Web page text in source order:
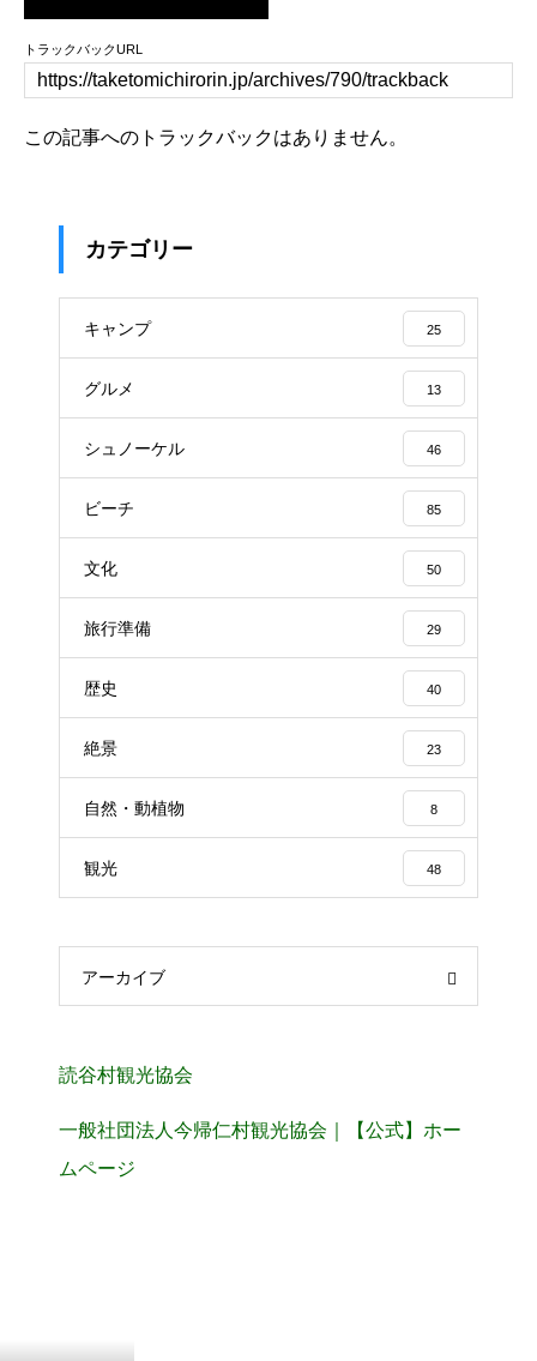
トラックバックURL
この記事へのトラックバックはありません。
カテゴリー
キャンプ 25
グルメ 13
シュノーケル 46
ビーチ 85
文化 50
旅行準備 29
歴史 40
絶景 23
自然・動植物 8
観光 48
アーカイブ
読谷村観光協会
一般社団法人今帰仁村観光協会｜【公式】ホー
ムページ